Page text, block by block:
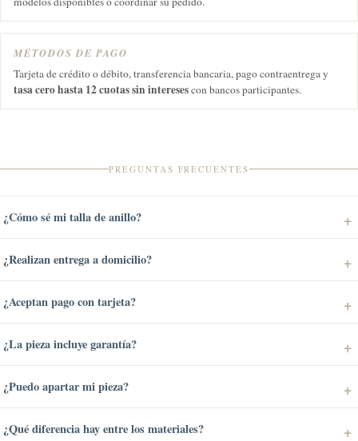
MÉTODOS DE PAGO
Tarjeta de crédito o débito, transferencia bancaria, pago contraentrega y
tasa cero hasta 12 cuotas sin interesescon bancos participantes.
PREGUNTAS FRECUENTES
¿Cómo sé mi talla de anillo?
¿Realizan entrega a domicilio?
¿Aceptan pago con tarjeta?
¿La pieza incluye garantía?
¿Puedo apartar mi pieza?
¿Qué diferencia hay entre los materiales?